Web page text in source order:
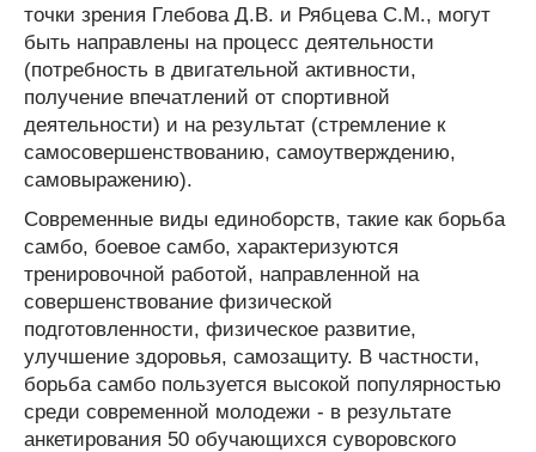
точки зрения Глебова Д.В. и Рябцева С.М., могут
быть направлены на процесс деятельности
(потребность в двигательной активности,
получение впечатлений от спортивной
деятельности) и на результат (стремление к
самосовершенствованию, самоутверждению,
самовыражению).
Современные виды единоборств, такие как борьба
самбо, боевое самбо, характеризуются
тренировочной работой, направленной на
совершенствование физической
подготовленности, физическое развитие,
улучшение здоровья, самозащиту. В частности,
борьба самбо пользуется высокой популярностью
среди современной молодежи - в результате
анкетирования 50 обучающихся суворовского